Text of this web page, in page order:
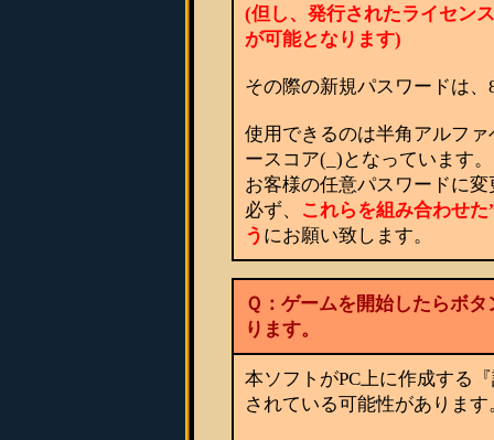
(但し、発行されたライセン
が可能となります)
その際の新規パスワードは
使用できるのは半角アルフ
ースコア(_)となっています。
お客様の任意パスワードに
必ず、
これらを組み合わせ
う にお願い致します。
Ｑ：ゲームを開始したらボ
ります。
本ソフトがPC上に作成する
されている可能性があります